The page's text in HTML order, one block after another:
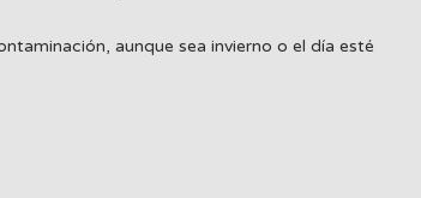
aunque sea invierno o el día esté